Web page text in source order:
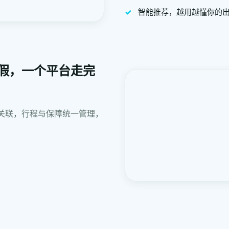
智能推荐，越用越懂你的
，一个平台走完
，行程与保障统一管理，